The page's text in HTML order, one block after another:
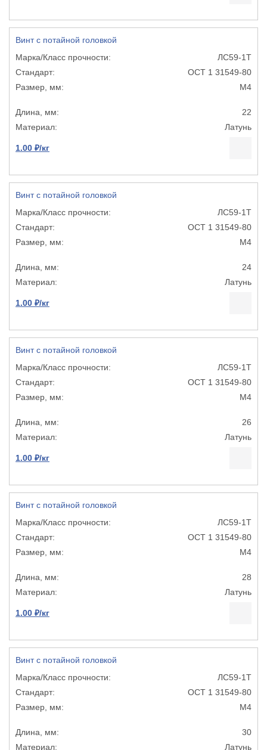
Винт с потайной головкой
ЛС59-1Т
ОСТ 1 31549-80
М4
22
Латунь
1.00 ₽/кг
Винт с потайной головкой
ЛС59-1Т
ОСТ 1 31549-80
М4
24
Латунь
1.00 ₽/кг
Винт с потайной головкой
ЛС59-1Т
ОСТ 1 31549-80
М4
26
Латунь
1.00 ₽/кг
Винт с потайной головкой
ЛС59-1Т
ОСТ 1 31549-80
М4
28
Латунь
1.00 ₽/кг
Винт с потайной головкой
ЛС59-1Т
ОСТ 1 31549-80
М4
30
Латунь